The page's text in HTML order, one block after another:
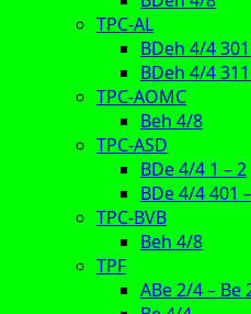
TPC-AL
BDeh 4/4
BDeh 4/4
TPC-AOMC
Beh 4/8
TPC-ASD
BDe 4/4 1 – 2
BDe 4/4 401
TPC-BVB
Beh 4/8
TPF
ABe 2/4 – Be